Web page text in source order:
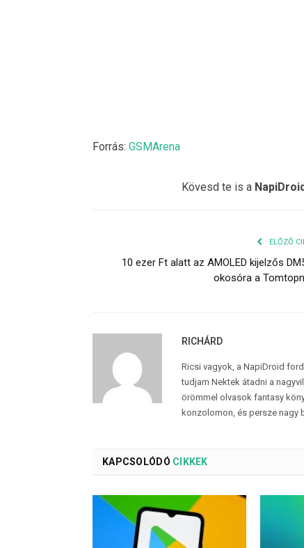
Forrás: GSMArena
Kövesd te is a
ELŐZŐ
10 ezer Ft alatt az AMOLED kijelzős
okosóra a
RICHÁRD
Ricsi vagyok, a NapiDroid
tudjam Nektek átadni a
örömmel olvasok fantasy
konzolomon, és persze nagy
KAPCSOLÓDÓ CIKKEK